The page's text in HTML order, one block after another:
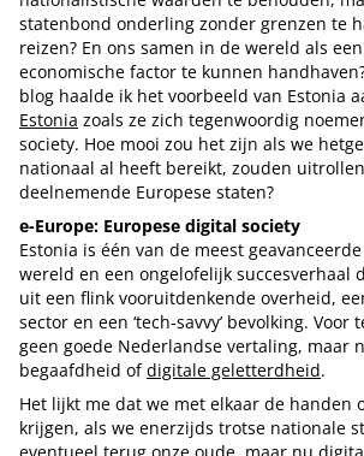
statenbond onderling zonder grenzen te
reizen? En ons samen in de wereld als
economische factor te kunnen
blog haalde ik het voorbeeld van Estonia
Estonia zoals ze zich tegenwoordig
society. Hoe mooi zou het zijn als we
nationaal al heeft bereikt, zouden
deelnemende Europese staten?
e-Europe: Europese digital society
Estonia is één van de meest
wereld en een ongelofelijk succesverhaal
uit een flink vooruitdenkende overheid,
sector en een ‘tech-savvy’ bevolking. Voor
geen goede Nederlandse vertaling, maar
begaafdheid ofdigitale geletterdheid.
Het lijkt me dat we met elkaar de handen
krijgen, als we enerzijds trotse nationale